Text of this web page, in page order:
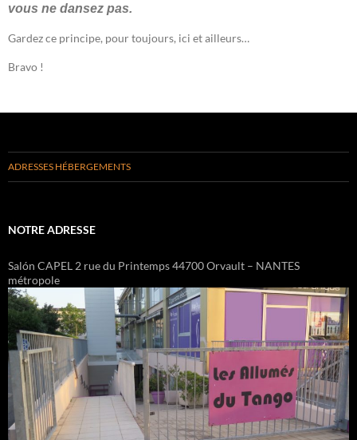
vous ne dansez pas.
Gardez ce principe, pour toujours, ici et ailleurs…
Bravo !
ADRESSES HÉBERGEMENTS
NOTRE ADRESSE
Salón CAPEL 2 rue du Printemps 44700 Orvault – NANTES
métropole